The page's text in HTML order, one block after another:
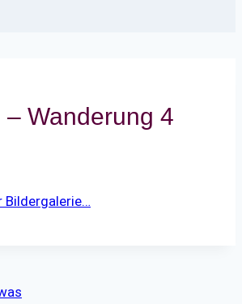
– Wanderung 4
Bildergalerie…